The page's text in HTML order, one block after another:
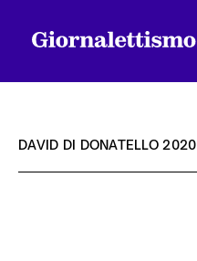
DAVID DI DONATELLO 2020